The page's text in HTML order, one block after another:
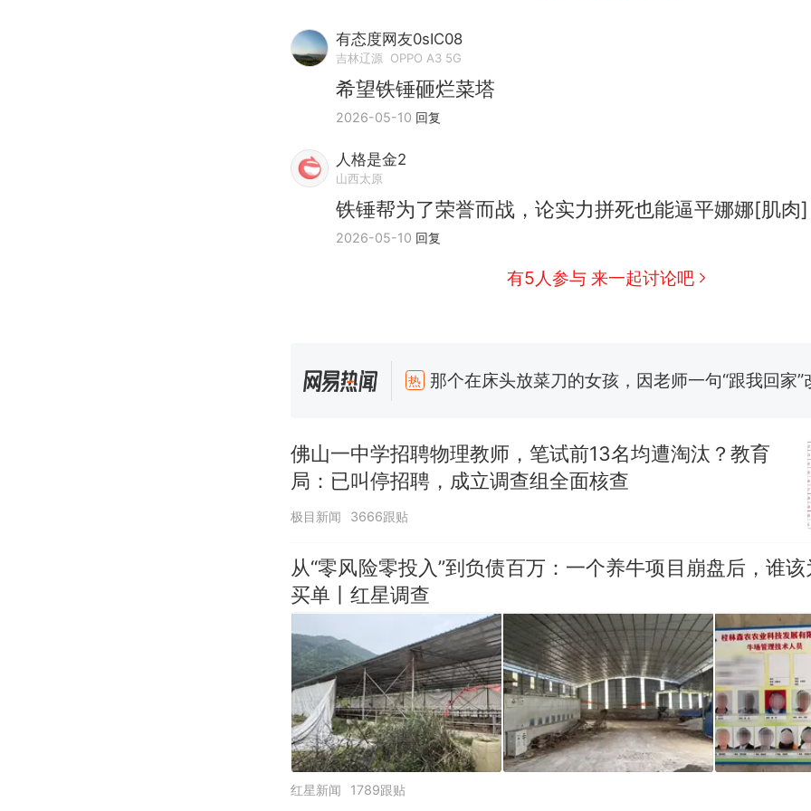
有态度网友0sIC08
吉林辽源 OPPO A3 5G
希望铁锤砸烂菜塔
2026-05-10 回复
人格是金2
山西太原
铁锤帮为了荣誉而战，论实力拼死也能逼平娜娜[肌肉]
2026-05-10 回复
有5人参与 来一起讨论吧
热 那个在床头放菜刀的女孩，因老师一句“跟我回家”
费大厨“全国小炒肉大王”称号，仅凭视频评出？中国
男子上山采菌偶然发现鸡枞菌窝，原地守1天等它长
美国渔民钓获鲨鱼徒手将其拽回大海 目击者直呼震
参考消息）
笔试第一被第二名传话劝弃考 官方通报
热 那个在床头放菜刀的女孩，因老师一句“跟我回家”
佛山一中学招聘物理教师，笔试前13名均遭淘汰？教育
局：已叫停招聘，成立调查组全面核查
极目新闻 3666跟贴
从“零风险零投入”到负债百万：一个养牛项目崩盘后，谁
买单丨红星调查
红星新闻 1789跟贴